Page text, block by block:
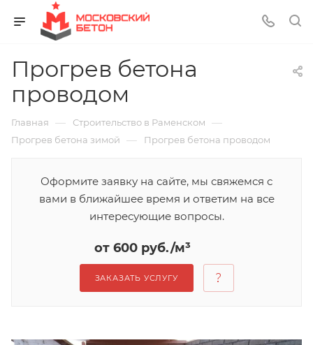
Прогрев бетона
проводом
Главная — Строительство в Раменском —
Прогрев бетона зимой — Прогрев бетона проводом
Оформите заявку на сайте, мы свяжемся с
вами в ближайшее время и ответим на все
интересующие вопросы.
от 600 руб./м³
ЗАКАЗАТЬ УСЛУГУ